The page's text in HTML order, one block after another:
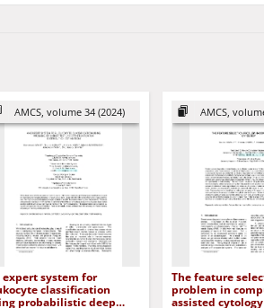
AMCS, volume 34 (2024)
expert system for
classification
probabilistic deep
AMCS,
The feature
problem in
assisted cytology